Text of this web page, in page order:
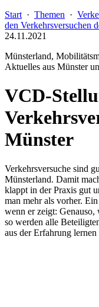
Start · Themen ·
den Verkehrsversuchen
24.11.2021
Münsterland,
Aktuelles aus Münster
VCD-
Münster
Verkehrsversuche sind
Münsterland. Damit
klappt in der Praxis gut
man mehr als vorher.
wenn er zeigt: Genauso,
so werden alle
aus der Erfahrung